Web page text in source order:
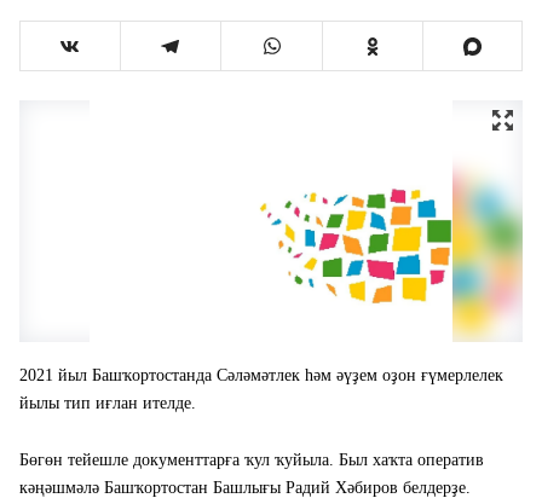
2021 йыл Башҡортостанда Сәләмәтлек һәм әүҙем оҙон ғүмерлелек
йылы тип иғлан ителде.
Бөгөн тейешле документтарға ҡул ҡуйыла. Был хаҡта оператив
кәңәшмәлә Башҡортостан Башлығы Радий Хәбиров белдерҙе.